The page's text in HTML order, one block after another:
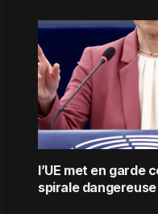
l’UE met en garde
spirale